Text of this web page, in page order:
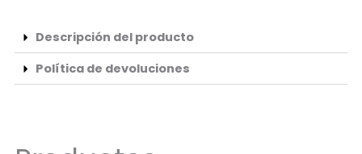
Descripción del producto
Política de devoluciones